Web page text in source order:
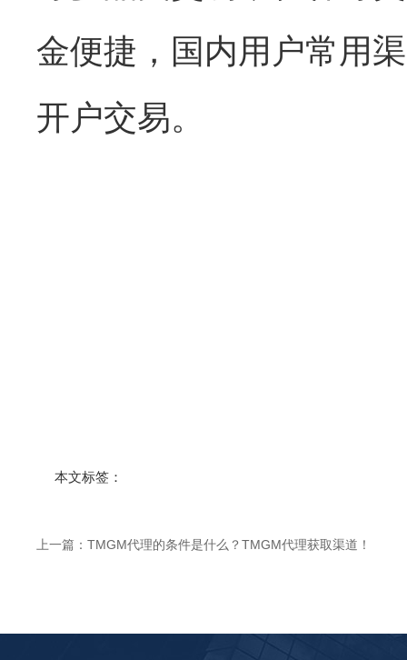
金便捷，国内用户常用
开户交易。
本文标签：
上一篇： TMGM代理的条件是什么？TMGM代理获取渠道！